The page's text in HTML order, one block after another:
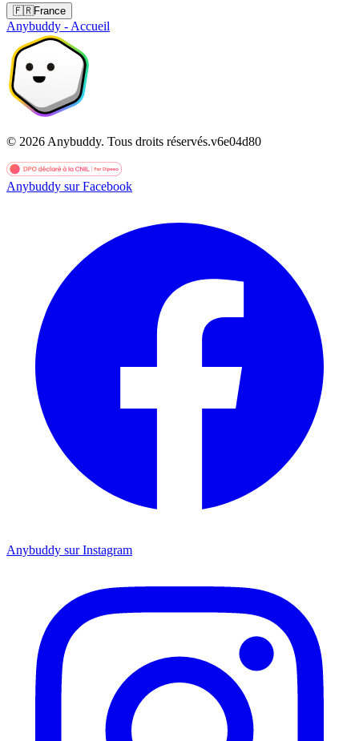
🇫🇷France
Anybuddy - Accueil
© 2026 Anybuddy. Tous droits réservés.v6e04d80
Anybuddy sur Facebook
Anybuddy sur Instagram